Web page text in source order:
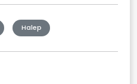
Halep